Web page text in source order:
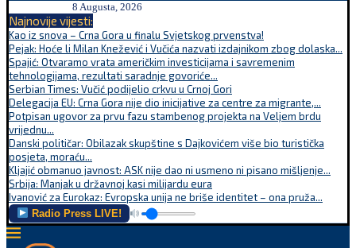
8 Augusta, 2026
Najnovije vijesti:
Kao iz snova – Crna Gora u finalu Svjetskog prvenstva!
Pejak: Hoće li Milan Knežević i Vučića nazvati izdajnikom zbog dolaska...
Spajić: Otvaramo vrata američkim investicijama i savremenim
tehnologijama, rezultati saradnje govoriće...
Serbian Times: Vučić podijelio crkvu u Crnoj Gori
Delegacija EU: Crna Gora nije dio inicijative za centre za migrante,...
Potpisan ugovor za prvu fazu stambenog projekta na Veljem brdu
vrijednu...
Danski političar: Obilazak skupštine s Dajkovićem više bio turistička
posjeta, moraću...
Kljajić obmanuo javnost: ASK nije dao ni usmeno ni pisano mišljenje...
Srbija: Manjak u državnoj kasi milijardu eura
Ivanović za Eurokaz: Evropska unija ne briše identitet – ona pruža...
Radio Press LIVE!